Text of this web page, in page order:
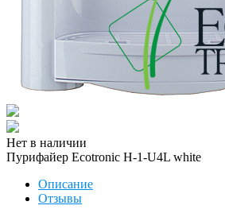
Нет в наличии
Пурифайер Ecotronic H-1-U4L white
Описание
Отзывы